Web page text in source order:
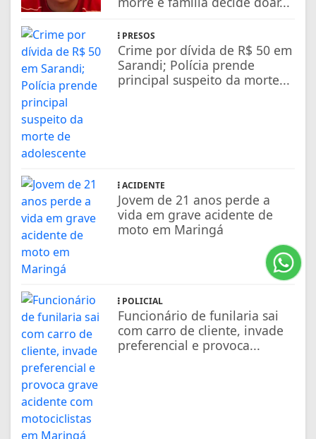
PRESOS
Crime por dívida de R$ 50 em
Sarandi; Polícia prende
principal suspeito da morte...
ACIDENTE
Jovem de 21 anos perde a
vida em grave acidente de
moto em Maringá
POLICIAL
Funcionário de funilaria sai
com carro de cliente, invade
preferencial e provoca...